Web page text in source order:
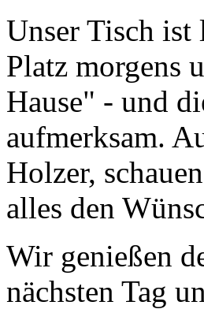
Unser Tisch ist
Platz morgens
Hause" - und
aufmerksam.
Holzer,
alles den
Wir genießen
nächsten Tag